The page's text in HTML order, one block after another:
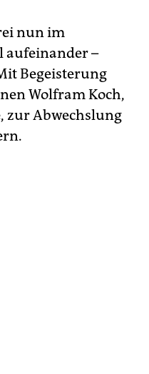
nun im
aufeinander –
Begeisterung
Wolfram Koch,
zur Abwechslung